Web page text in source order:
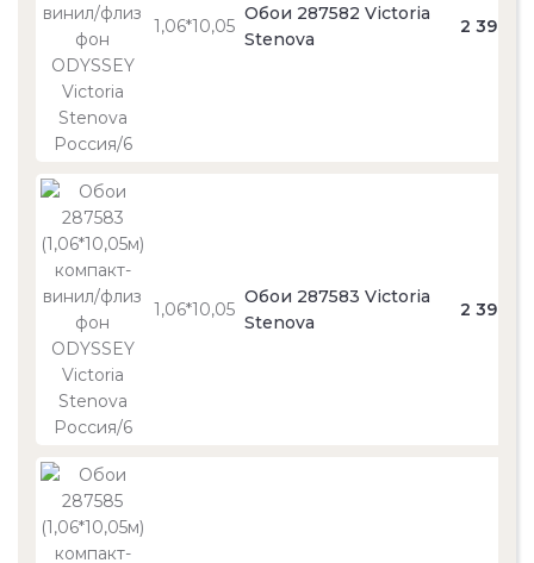
1,06*10,05
Обои 287582 Victoria
Stenova
2 390
1,06*10,05
Обои 287583 Victoria
Stenova
2 390